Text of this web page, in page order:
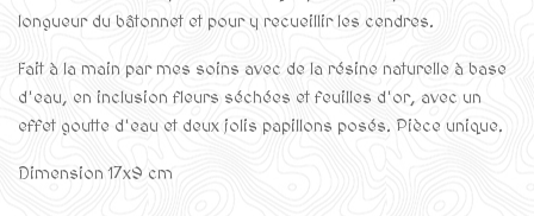
longueur du bâtonnet et pour y recueillir les cendres.
Fait à la main par mes soins avec de la résine naturelle à base
d'eau, en inclusion fleurs séchées et feuilles d'or, avec un
effet goutte d'eau et deux jolis papillons posés. Pièce unique.
Dimension 17x9 cm